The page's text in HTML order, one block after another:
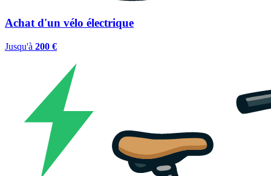
Achat d'un vélo électrique
Jusqu'à 200 €